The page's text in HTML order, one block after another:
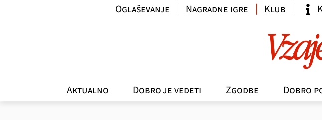
Aktualno Dobro je vedeti Zgodbe Dobro
Oglaševanje Nagradne igre Klub